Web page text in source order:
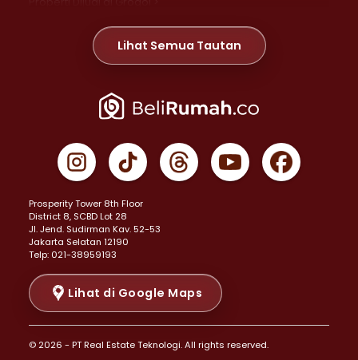
Properti Dijual di Meruya >
Properti Dijual di Jelambar >
Properti Dijual di Jakarta Pusat >
Properti Dijual di Gambir >
Properti Dijual di Johar Baru >
Properti Dijual di Menteng >
Properti Dijual di Senen >
Properti Dijual di Tanah Abang >
Properti Dijual di Cikini >
Properti Dijual di Kramat >
Properti Dijual di Pasar Baru >
Properti Dijual di Bendungan Hilir >
Properti Dijual di Jakarta Selatan >
Lihat Semua Tautan
Prosperity Tower 8th Floor
District 8, SCBD Lot 28
JI. Jend. Sudirman Kav. 52-53
Jakarta Selatan 12190
Telp: 021-38959193
Lihat di Google Maps
© 2026 - PT Real Estate Teknologi. All rights reserved.